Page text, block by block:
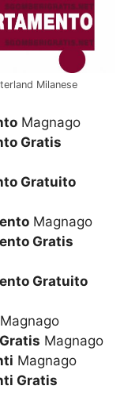
Milanese
Magnago
Gratis
Gratuito
Magnago
Gratis
Gratuito
Magnago
Magnago
Magnago
Gratis